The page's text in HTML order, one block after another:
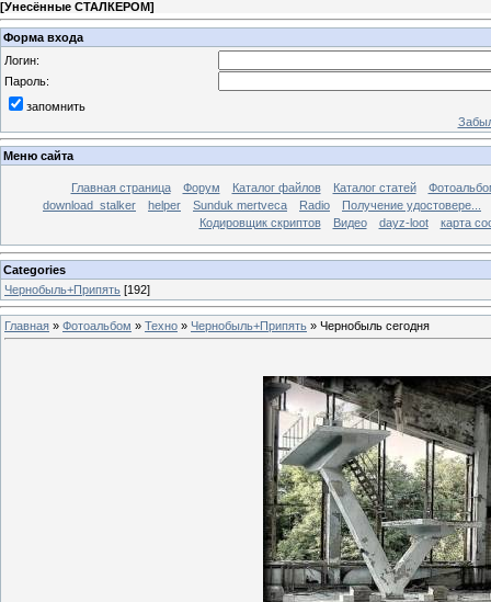
[Унесённые СТАЛКЕРОМ]
Форма входа
Логин:
Пароль:
запомнить
Меню сайта
Главная страница Форум Каталог файлов Каталог статей
download_stalker
helper Sunduk mertveca Radio
Получение удостовере...
Кодировщик скриптов
Видео dayz-loot карта
Categories
Чернобыль+Припять [192]
Главная » Фотоальбом » Техно » Чернобыль+Припять » Чернобыль сегодня